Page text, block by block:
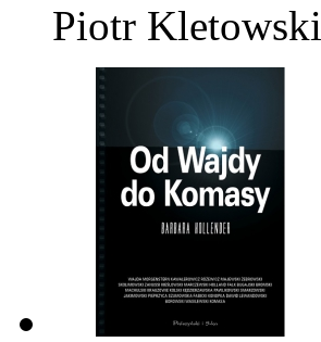
Piotr Kletowski